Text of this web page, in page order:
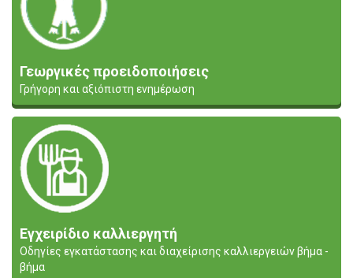
Γεωργικές προειδοποιήσεις
Γρήγορη και αξιόπιστη ενημέρωση
Εγχειρίδιο καλλιεργητή
Οδηγίες εγκατάστασης και διαχείρισης καλλιεργειών βήμα -
βήμα